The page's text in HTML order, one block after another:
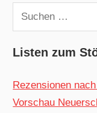
Suchen
nach:
Listen zum
Rezensionen
Vorschau